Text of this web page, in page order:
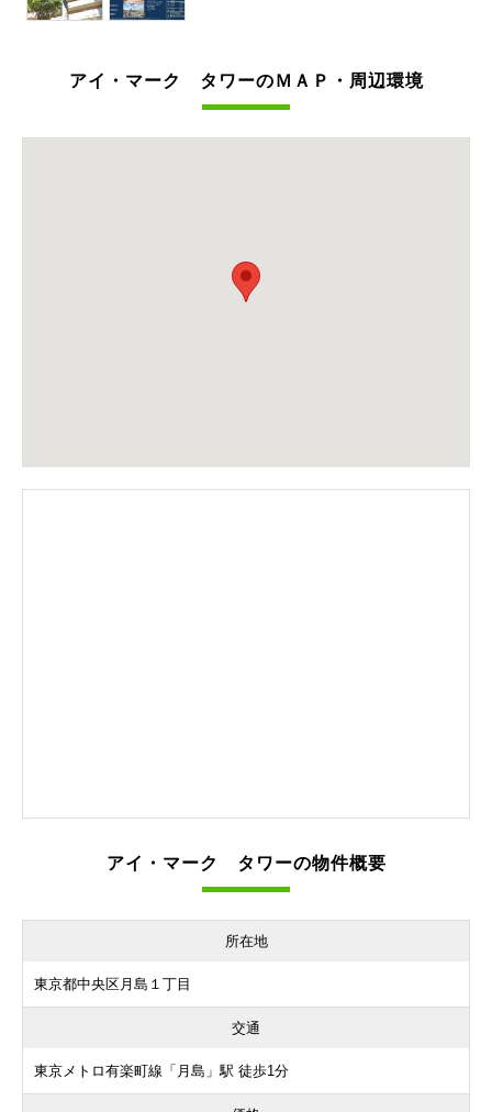
アイ・マーク タワーのＭＡＰ・周辺環境
アイ・マーク タワーの物件概要
所在地
東京都中央区月島１丁目
交通
東京メトロ有楽町線「月島」駅 徒歩1分